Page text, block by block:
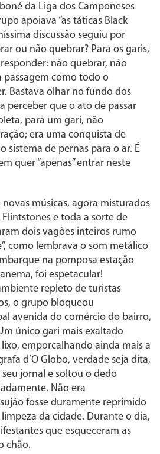
da Liga dos Camponeses
apoiava “as táticas Black
discussão seguiu por
ou não quebrar? Para os garis,
não quebrar, não
passagem como todo o
Bastava olhar no fundo dos
perceber que o ato de passar
para um gari, não
era uma conquista de
sistema de pernas para o ar. É
quer “apenas” entrar neste
músicas, agora misturados
e toda a sorte de
dois vagões inteiros rumo
como lembrava o som metálico
na pomposa estação
foi espetacular!
repleto de turistas
o grupo bloqueou
avenida do comércio do bairro,
único gari mais exaltado
emporcalhando ainda mais a
d’O Globo, verdade seja dita,
jornal e soltou o dedo
Não era
fosse duramente reprimido
da cidade. Durante o dia,
que esqueceram as
chão.